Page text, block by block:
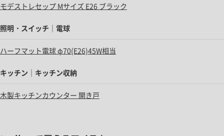
モデストレセップ Mサイズ E26 ブラック
照明・スイッチ｜電球
ハーフマット電球 φ70(E26)45W相当
キッチン｜キッチン収納
木製キッチンカウンター 開き戸